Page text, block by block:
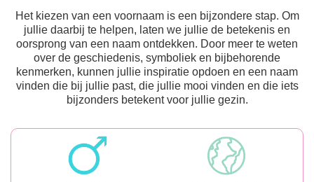
Het kiezen van een voornaam is een bijzondere stap. Om
jullie daarbij te helpen, laten we jullie de betekenis en
oorsprong van een naam ontdekken. Door meer te weten
over de geschiedenis, symboliek en bijbehorende
kenmerken, kunnen jullie inspiratie opdoen en een naam
vinden die bij jullie past, die jullie mooi vinden en die iets
bijzonders betekent voor jullie gezin.